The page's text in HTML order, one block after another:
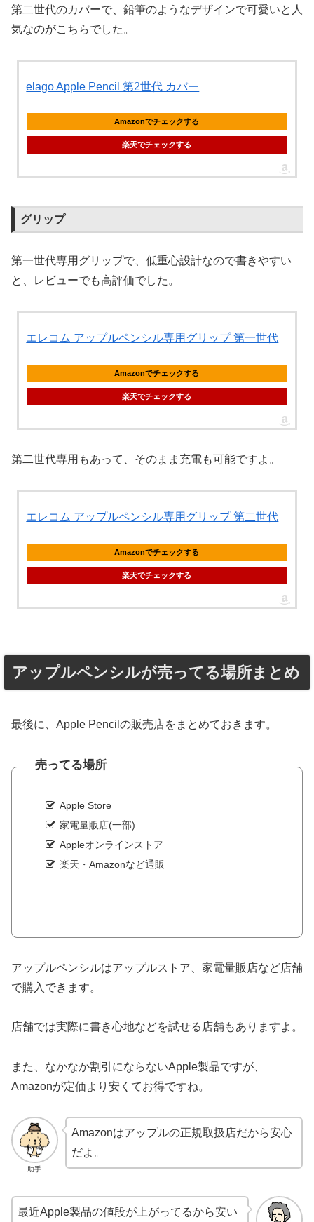
第二世代のカバーで、鉛筆のようなデザインで可愛いと人
気なのがこちらでした。
elago Apple Pencil 第2世代 カバー
Amazonでチェックする
楽天でチェックする
グリップ
第一世代専用グリップで、低重心設計なので書きやすい
と、レビューでも高評価でした。
エレコム アップルペンシル専用グリップ 第一世代
Amazonでチェックする
楽天でチェックする
第二世代専用もあって、そのまま充電も可能ですよ。
エレコム アップルペンシル専用グリップ 第二世代
Amazonでチェックする
楽天でチェックする
アップルペンシルが売ってる場所まとめ
最後に、Apple Pencilの販売店をまとめておきます。
売ってる場所
Apple Store
家電量販店(一部)
Appleオンラインストア
楽天・Amazonなど通販
アップルペンシルはアップルストア、家電量販店など店舗
で購入できます。
店舗では実際に書き心地などを試せる店舗もありますよ。
また、なかなか割引にならないApple製品ですが、
Amazonが定価より安くてお得ですね。
助手
Amazonはアップルの正規取扱店だから安心
だよ。
最近Apple製品の値段が上がってるから安い